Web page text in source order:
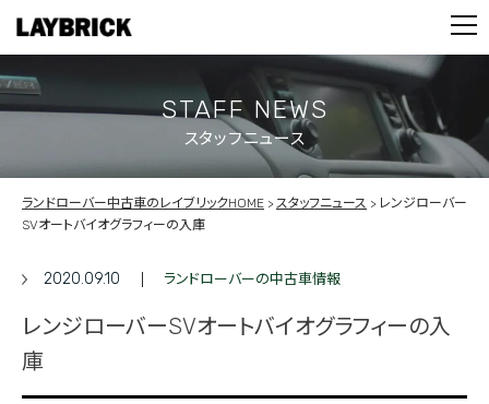
PARTS
CONTACT
PRIVACY POLICY
STAFF NEWS
スタッフニュース
ランドローバー中古車のレイブリックHOME スタッフニュース
レンジローバー
SVオートバイオグラフィーの入庫
2020.09.10 ランドローバーの中古車情報
レンジローバーSVオートバイオグラフィーの入
庫